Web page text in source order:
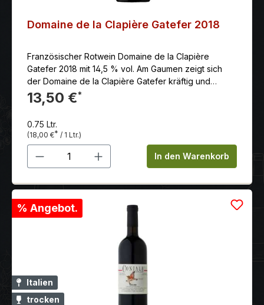
Domaine de la Clapière Gatefer 2018
Französischer Rotwein Domaine de la Clapière
Gatefer 2018 mit 14,5 % vol. Am Gaumen zeigt sich
der Domaine de la Clapière Gatefer kräftig und
zugleich mild, was unter anderem an den wunderbar
eingebundenen Tanninen liegt. Beim Abgang zeigt
13,50 €*
0.75 Ltr.
(18,00 €* / 1 Ltr.)
Produkt Anzahl: Gib denIn den Warenkorb
% Angebot.
Italien
trocken